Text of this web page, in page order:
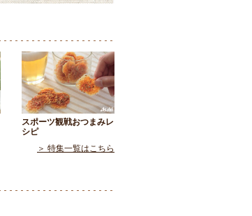
スポーツ観戦おつまみレ
シピ
＞ 特集一覧はこちら